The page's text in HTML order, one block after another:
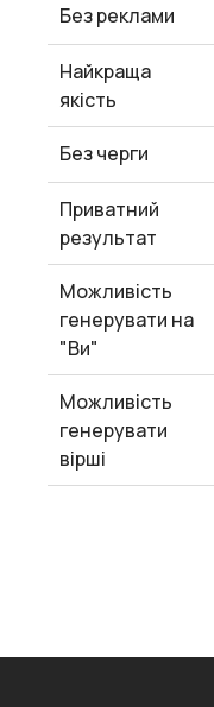
Без реклами
Найкраща
якість
Без черги
Приватний
результат
Можливість
генерувати на
"Ви"
Можливість
генерувати
вірші